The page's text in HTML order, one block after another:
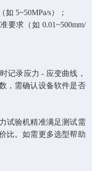
5~50MPa/s）；
要求（如 0.01~500mm/
记录应力 - 应变曲线，
，需确认设备软件是否
试验机精准满足测试需
比。如需更多选型帮助